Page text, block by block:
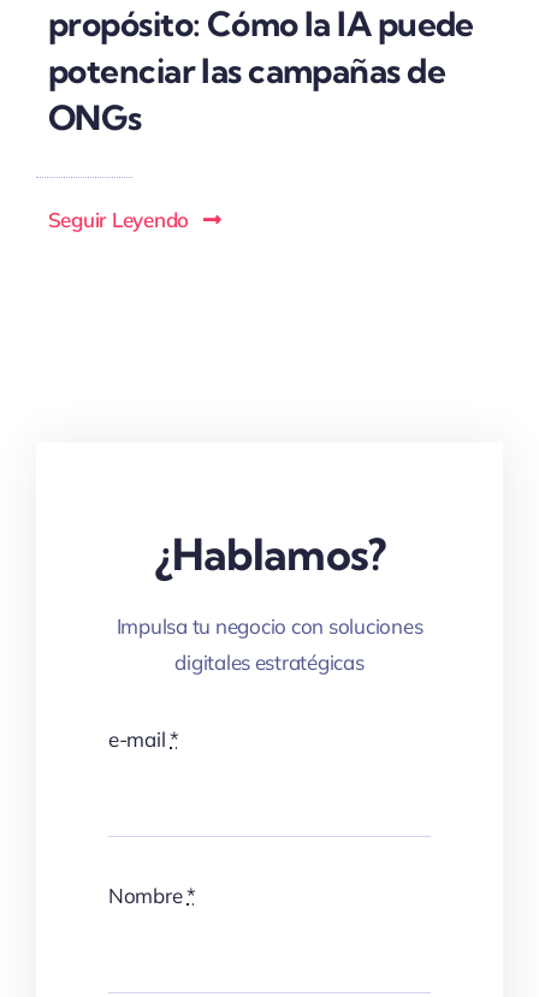
propósito: Cómo la IA puede
potenciar las campañas de
ONGs
Seguir Leyendo
¿Hablamos?
Impulsa tu negocio con soluciones
digitales estratégicas
e-mail*
Nombre*